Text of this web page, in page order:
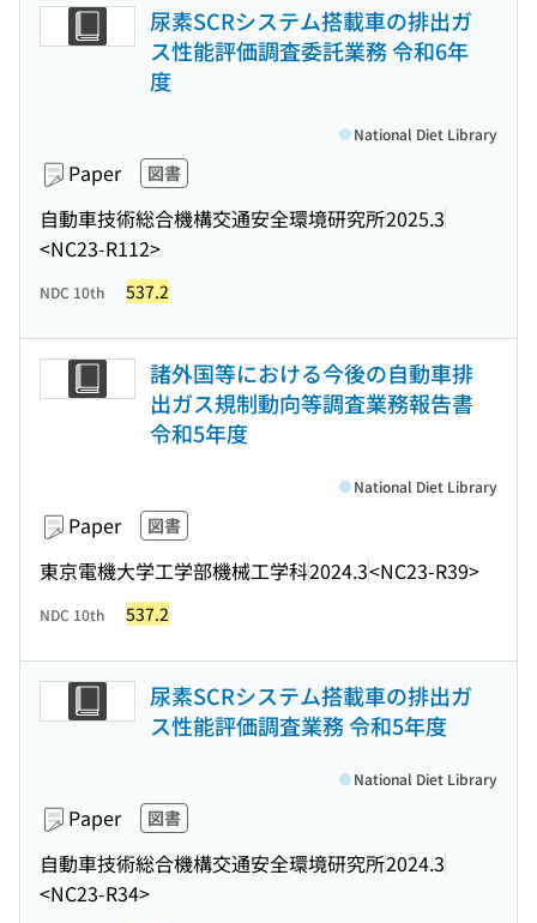
尿素SCRシステム搭載車の排出ガ
ス性能評価調査委託業務 令和6年
度
Paper 図書
自動車技術総合機構交通安全環境研究所2025.3
<NC23-R112>
National Diet Library
NDC 10th 537.2
諸外国等における今後の自動車排
出ガス規制動向等調査業務報告書
令和5年度
Paper 図書
東京電機大学工学部機械工学科2024.3<NC23-R39>
National Diet Library
NDC 10th 537.2
尿素SCRシステム搭載車の排出ガ
ス性能評価調査業務 令和5年度
Paper 図書
自動車技術総合機構交通安全環境研究所2024.3
<NC23-R34>
National Diet Library